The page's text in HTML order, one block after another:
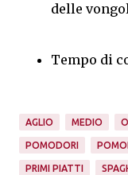
delle
Tempo di
AGLIO MEDIO
POMODORI
PRIMI PIATTI